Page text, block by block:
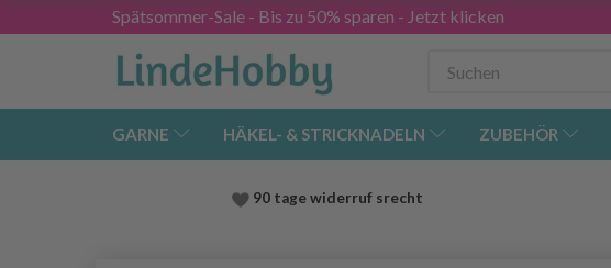
Spätsommer-Sale - Bis zu 50% sparen - Jetzt klicken
GARNE HÄKEL- & STRICKNADELN ZUBEHÖR
90 tage widerruf srecht